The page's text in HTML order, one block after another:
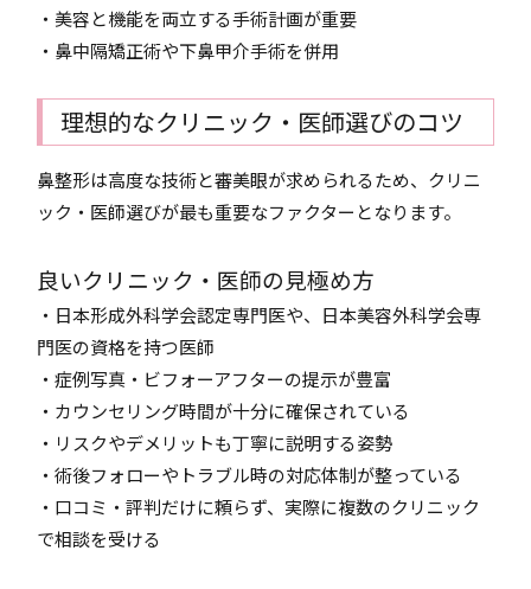
・美容と機能を両立する手術計画が重要
・鼻中隔矯正術や下鼻甲介手術を併用
理想的なクリニック・医師選びのコツ
鼻整形は高度な技術と審美眼が求められるため、クリニ
ック・医師選びが最も重要なファクターとなります。
良いクリニック・医師の見極め方
・日本形成外科学会認定専門医や、日本美容外科学会専
門医の資格を持つ医師
・症例写真・ビフォーアフターの提示が豊富
・カウンセリング時間が十分に確保されている
・リスクやデメリットも丁寧に説明する姿勢
・術後フォローやトラブル時の対応体制が整っている
・口コミ・評判だけに頼らず、実際に複数のクリニック
で相談を受ける